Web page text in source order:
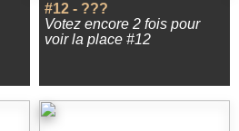
#12 - ???
Votez encore 2 fois pour
voir la place #12